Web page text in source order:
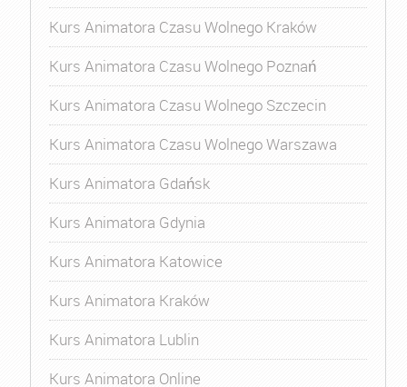
Kurs Animatora Czasu Wolnego Kraków
Kurs Animatora Czasu Wolnego Poznań
Kurs Animatora Czasu Wolnego Szczecin
Kurs Animatora Czasu Wolnego Warszawa
Kurs Animatora Gdańsk
Kurs Animatora Gdynia
Kurs Animatora Katowice
Kurs Animatora Kraków
Kurs Animatora Lublin
Kurs Animatora Online